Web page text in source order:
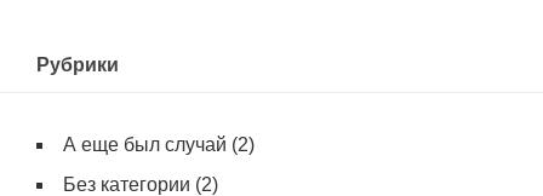
Рубрики
А еще был случай (2)
Без категории (2)